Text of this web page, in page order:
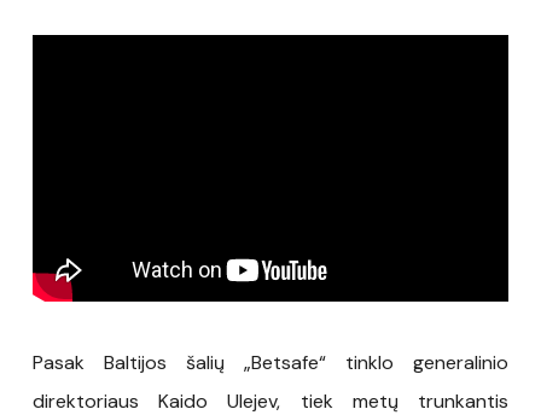
Pasak Baltijos šalių „Betsafe“ tinklo generalinio
direktoriaus Kaido Ulejev, tiek metų trunkantis